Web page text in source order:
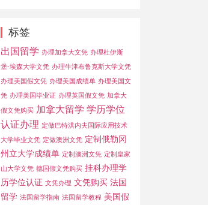
标签
出国留学 办理加拿大文凭 办理杜伊斯
堡-埃森大学文凭 办理牛津布鲁克斯大学文凭
办理美国假文凭 办理美国成绩单 办理美国文
凭 办理美国毕业证 办理英国假文凭 加拿大
假文凭购买 加拿大留学 学历学位
认证办理 定做巴特洪内夫国际应用技术
大学毕业文凭 定做澳洲文凭 定制俄勒冈
州立大学成绩单 定制澳洲文凭 定制皇家
山大学文凭 德国假文凭购买 挂科办理学
历学位认证 文凭办理 文凭购买 法国
留学 法国留学指南 法国留学教程 美国假